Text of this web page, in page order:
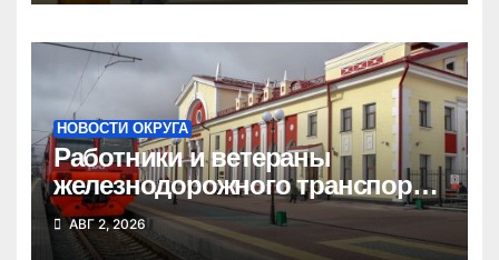
НОВОСТИ ОКРУГА
Работники и ветераны
железнодорожного транспорта
Татарского округа принимают
поздравления
АВГ 2, 2026